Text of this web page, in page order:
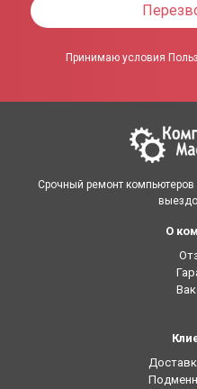
Принимаю условия
Срочный ремонт компьютеров
О